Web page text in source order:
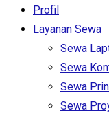
Profil
Layanan Sewa
Sewa
Sewa
Sewa
Sewa